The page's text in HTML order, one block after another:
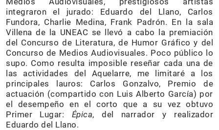
integraron el jurado: Eduardo del Llano, Carlos
Fundora, Charlie Medina, Frank Padrón. En la sala
Villena de la UNEAC se llevó a cabo la premiación
del Concurso de Literatura, de Humor Gráfico y del
Concurso de Medios Audiovisuales. Poco público lo
supo. Como resulta imposible reseñar cada una de
las actividades del Aquelarre, me limitaré a los
principales lauros: Carlos Gonzalvo, Premio de
actuación (compartido con Luis Alberto García) por
el desempeño en el corto que a su vez obtuvo
Primer Lugar: Épica, del narrador y realizador
Eduardo del Llano.